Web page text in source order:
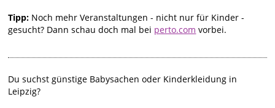
Tipp: Noch mehr Veranstaltungen - nicht nur für Kinder -
gesucht? Dann schau doch mal bei perto.com vorbei.
Du suchst günstige Babysachen oder Kinderkleidung in
Leipzig?